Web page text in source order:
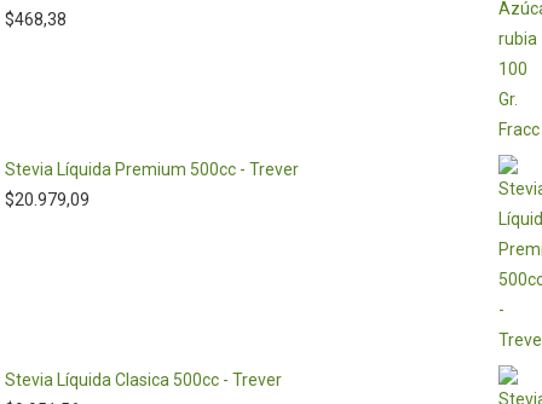
$468,38
Stevia Líquida Premium 500cc - Trever
$20.979,09
Stevia Líquida Clasica 500cc - Trever